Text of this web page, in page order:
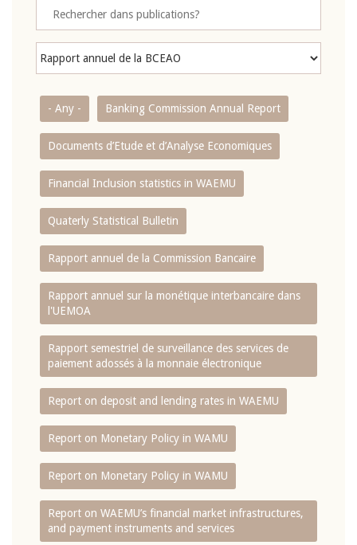
- Any - Banking Commission Annual Report
Documents d’Etude et d’Analyse Economiques
Financial Inclusion statistics in WAEMU
Quaterly Statistical Bulletin
Rapport annuel de la Commission Bancaire
Rapport annuel sur la monétique interbancaire dans
l'UEMOA
Rapport semestriel de surveillance des services de
paiement adossés à la monnaie électronique
Report on deposit and lending rates in WAEMU
Report on Monetary Policy in WAMU
Report on Monetary Policy in WAMU
Report on WAEMU’s financial market infrastructures,
and payment instruments and services